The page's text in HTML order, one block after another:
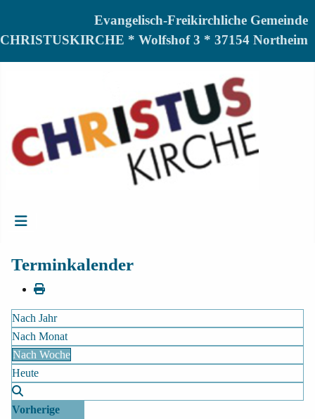
Evangelisch-Freikirchliche Gemeinde
CHRISTUSKIRCHE * Wolfshof 3 * 37154 Northeim
Terminkalender
Nach Jahr
Nach Monat
Nach Woche
Heute
Vorherige